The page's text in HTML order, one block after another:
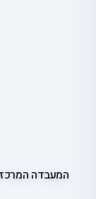
המעבדה